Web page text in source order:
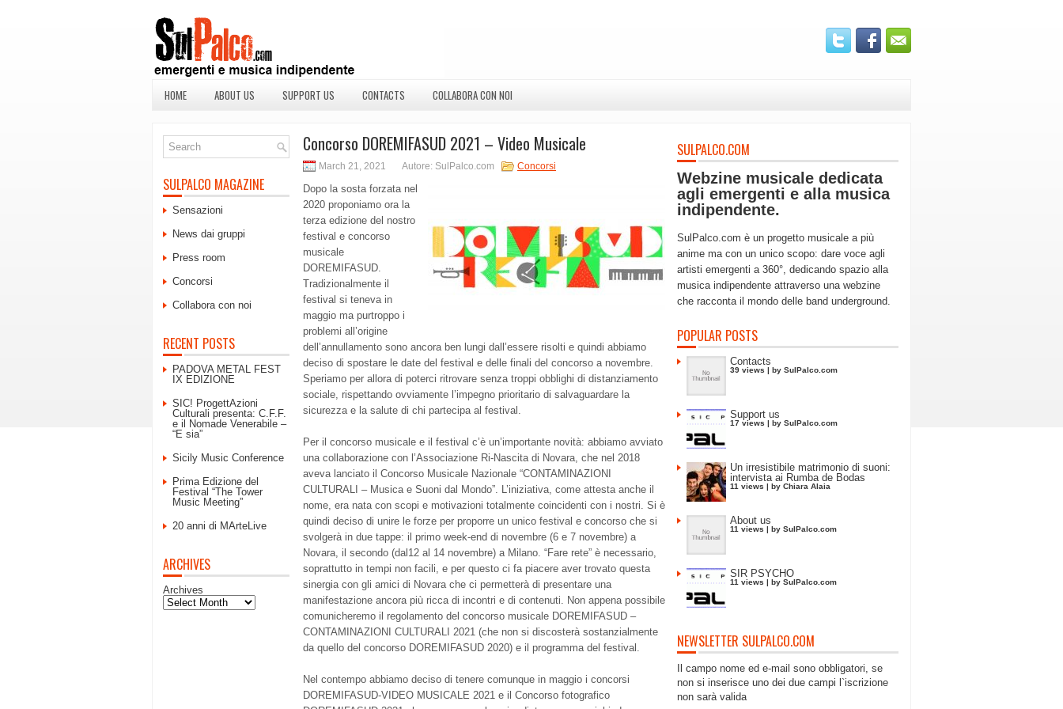
HOME ABOUT US SUPPORT US CONTACTS COLLABORA CON NOI
Concorso DOREMIFASUD 2021 – Video Musicale
March 21, 2021 Autore: SulPalco.com Concorsi
Dopo la sosta forzata nel
2020 proponiamo ora la
terza edizione del nostro
festival e concorso
musicale
DOREMIFASUD.
Tradizionalmente il
festival si teneva in
maggio ma purtroppo i
problemi all’origine
dell’annullamento sono ancora ben lungi dall’essere risolti e quindi abbiamo
deciso di spostare le date del festival e delle finali del concorso a novembre.
Speriamo per allora di poterci ritrovare senza troppi obblighi di distanziamento
sociale, rispettando ovviamente l’impegno prioritario di salvaguardare la
sicurezza e la salute di chi partecipa al festival.
Per il concorso musicale e il festival c’è un’importante novità: abbiamo avviato
una collaborazione con l’Associazione Ri-Nascita di Novara, che nel 2018
aveva lanciato il Concorso Musicale Nazionale “CONTAMINAZIONI
CULTURALI – Musica e Suoni dal Mondo”. L’iniziativa, come attesta anche il
nome, era nata con scopi e motivazioni totalmente coincidenti con i nostri. Si è
quindi deciso di unire le forze per proporre un unico festival e concorso che si
svolgerà in due tappe: il primo week-end di novembre (6 e 7 novembre) a
Novara, il secondo (dal12 al 14 novembre) a Milano. “Fare rete” è necessario,
soprattutto in tempi non facili, e per questo ci fa piacere aver trovato questa
sinergia con gli amici di Novara che ci permetterà di presentare una
manifestazione ancora più ricca di incontri e di contenuti. Non appena possibile
comunicheremo il regolamento del concorso musicale DOREMIFASUD –
CONTAMINAZIONI CULTURALI 2021 (che non si discosterà sostanzialmente
da quello del concorso DOREMIFASUD 2020) e il programma del festival.
Nel contempo abbiamo deciso di tenere comunque in maggio i concorsi
DOREMIFASUD-VIDEO MUSICALE 2021 e il Concorso fotografico
SULPALCO MAGAZINE
Sensazioni
News dai gruppi
Press room
Concorsi
Collabora con noi
RECENT POSTS
PADOVA METAL FEST
IX EDIZIONE
SIC! ProgettAzioni
Culturali presenta: C.F.F.
e il Nomade Venerabile –
“E sia”
Sicily Music Conference
Prima Edizione del
Festival “The Tower
Music Meeting”
20 anni di MArteLive
ARCHIVES
Archives
SULPALCO.COM
Webzine musicale dedicata
agli emergenti e alla musica
indipendente.
SulPalco.com è un progetto musicale a più
anime ma con un unico scopo: dare voce agli
artisti emergenti a 360°, dedicando spazio alla
musica indipendente attraverso una webzine
che racconta il mondo delle band underground.
POPULAR POSTS
Contacts
39 views | by SulPalco.com
Support us
17 views | by SulPalco.com
Un irresistibile matrimonio di suoni:
intervista ai Rumba de Bodas
11 views | by Chiara Alaia
About us
11 views | by SulPalco.com
SIR PSYCHO
11 views | by SulPalco.com
NEWSLETTER SULPALCO.COM
Il campo nome ed e-mail sono obbligatori, se
non si inserisce uno dei due campi l`iscrizione
non sarà valida